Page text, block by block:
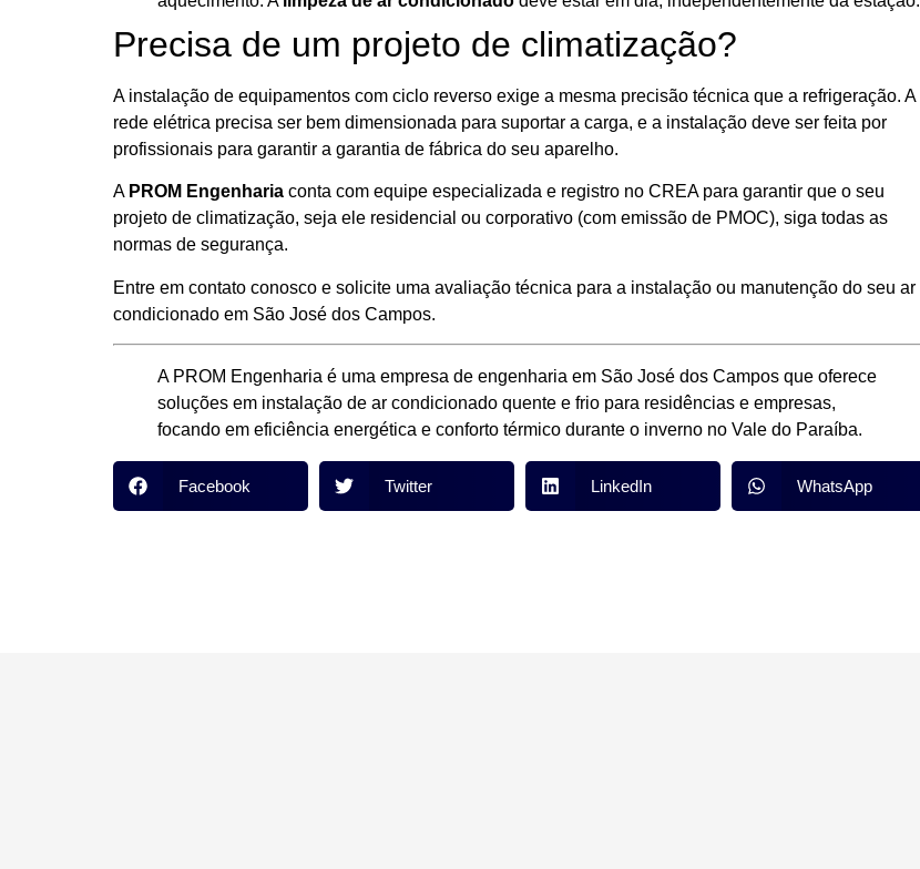
Precisa de um projeto de climatização?
A instalação de equipamentos com ciclo reverso exige a mesma precisão técnica que a refrigeração. A
rede elétrica precisa ser bem dimensionada para suportar a carga, e a instalação deve ser feita por
profissionais para garantir a garantia de fábrica do seu aparelho.
A PROM Engenharia conta com equipe especializada e registro no CREA para garantir que o seu
projeto de climatização, seja ele residencial ou corporativo (com emissão de PMOC), siga todas as
normas de segurança.
Entre em contato conosco e solicite uma avaliação técnica para a instalação ou manutenção do seu ar
condicionado em São José dos Campos.
A PROM Engenharia é uma empresa de engenharia em São José dos Campos que oferece
soluções em instalação de ar condicionado quente e frio para residências e empresas,
focando em eficiência energética e conforto térmico durante o inverno no Vale do Paraíba.
Facebook Twitter LinkedIn WhatsApp